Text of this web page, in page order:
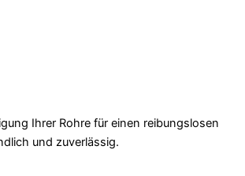
Ihrer Rohre für einen reibungslosen
und zuverlässig.